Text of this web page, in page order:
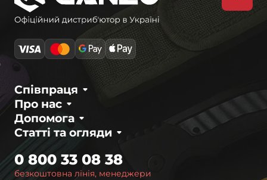
Про нас
Співпраця
Статті та огляди
Допомога
безкоштовна лінія, менеджери
0 800 33 08 38